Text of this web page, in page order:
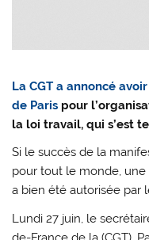
La CGT a annoncé
de Paris pour
la loi travail, qui s’est
Si le succès de la
pour tout le monde,
a bien été autorisée par
Lundi 27 juin, le